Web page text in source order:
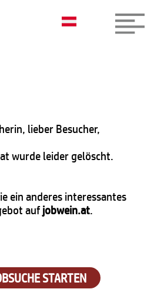
lieber Besucher,
wurde leider gelöscht.
ein anderes interessantes
aufjobwein.at.
STARTEN